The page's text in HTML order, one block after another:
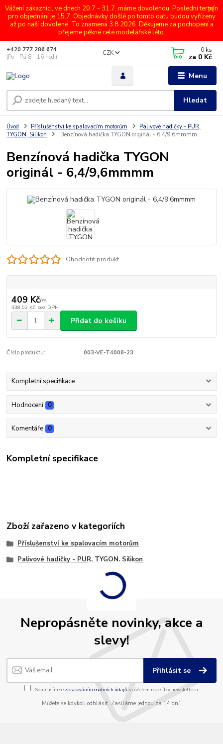
Vážení zákazníci, ve dnech 20.7 - 31.7. máme dovolenou. Poslední termín
pro objednání je 15.7. Objednávky došlé po tomto datu budou vyřízeny
až po naší dovolené. To znamená 3.8.2026. Děkujeme za pochopení a
přejeme pěkné celé modelářské léto.
Menu
CZK
Hledat
+420 777 286 674
(Po - Pá 8 - 16 hod.)
0 ks
za 0 Kč
Úvod Příslušenství ke spalovacím motorům
Palivové hadičky - PUR,
TYGON, Silikon
Benzínová hadička TYGON originál - 6,4/9,6mmmm
Benzínová hadička TYGON
originál - 6,4/9,6mmmm
Ohodnotit produkt
409 Kč/m
338,02 Kč bez DPH
Přidat do košíku
Číslo produktu: 003-VE-T4008-23
Kompletní specifikace
Hodnocení 0
Komentáře 0
Kompletní specifikace
Zboží zařazeno v kategoriích
Příslušenství ke spalovacím motorům
Palivové hadičky - PUR, TYGON, Silikon
Nepropásněte novinky, akce a
slevy!
Přihlásit se
Souhlasím se zpracováním osobních údajůza účelem rozesílky newsletteru.
Můžete se kdykoli odhlásit. Zasíláme jednou za 14 dní.